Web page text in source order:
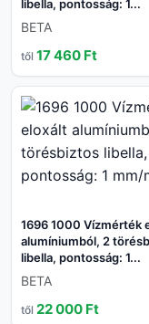
libella, pontosság: 1...
BETA
től 17 460 Ft
1696 1000 Vízmérték
alumíniumból, 2
libella, pontosság: 1...
BETA
től 22 000 Ft